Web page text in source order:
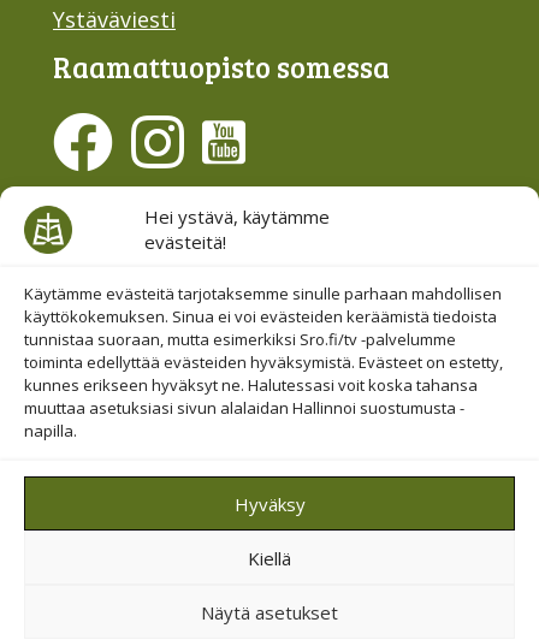
Hei ystävä, käytämme
evästeitä!
Käytämme evästeitä tarjotaksemme sinulle parhaan mahdollisen
käyttökokemuksen. Sinua ei voi evästeiden keräämistä tiedoista
tunnistaa suoraan, mutta esimerkiksi Sro.fi/tv -palvelumme
toiminta edellyttää evästeiden hyväksymistä. Evästeet on estetty,
kunnes erikseen hyväksyt ne. Halutessasi voit koska tahansa
muuttaa asetuksiasi sivun alalaidan Hallinnoi suostumusta -
napilla.
Hyväksy
Kiellä
Näytä asetukset
Ystäväviesti
Raamattu­opisto somessa
Evästesuostumus
Hallinnoi evästeitä
Etsi sivuiltamme
© 2019-2026 Suomen Raamattuopiston Säätiö
Saavutettavuus huomioitu
Tietosuojajaehdot